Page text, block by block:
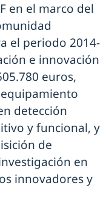
en el marco del
el periodo 2014-
e innovación
euros,
detección
y funcional, y
de
en
innovadores y